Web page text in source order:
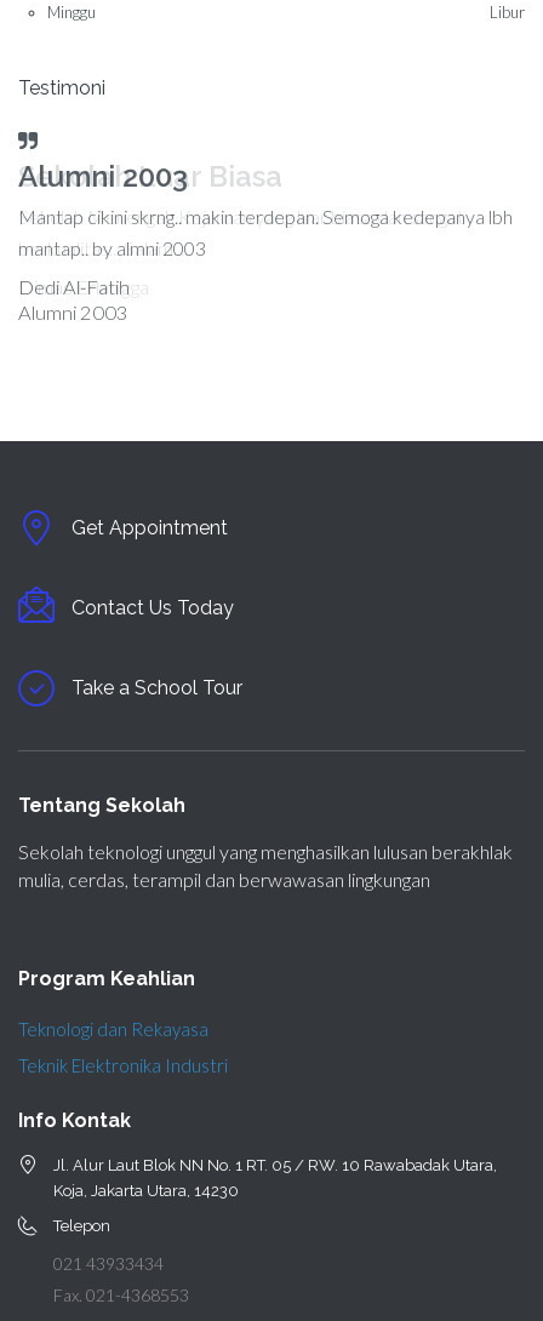
Minggu Libur
Testimoni
Sekolah Luar Biasa
Sekolah Menengah Kejuruan yang luar biasa dan sangat
berkualitas... Salam....
Dimas Erlangga
Get Appointment
Contact Us Today
Take a School Tour
Tentang Sekolah
Sekolah teknologi unggul yang menghasilkan lulusan berakhlak
mulia, cerdas, terampil dan berwawasan lingkungan
Program Keahlian
Teknologi dan Rekayasa
Teknik Elektronika Industri
Info Kontak
Jl. Alur Laut Blok NN No. 1 RT. 05 / RW. 10 Rawabadak Utara,
Koja, Jakarta Utara, 14230
Telepon
021 43933434
Fax. 021-4368553